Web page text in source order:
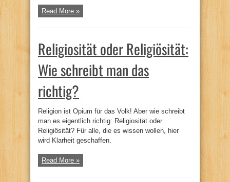
Read More »
Religiosität oder Religiösität:
Wie schreibt man das
richtig?
Religion ist Opium für das Volk! Aber wie schreibt
man es eigentlich richtig: Religiosität oder
Religiösität? Für alle, die es wissen wollen, hier
wird Klarheit geschaffen.
Read More »